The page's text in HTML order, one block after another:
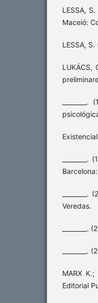
LESSA,
Maceió:
LESSA,
Veredas.
MARX
Editorial